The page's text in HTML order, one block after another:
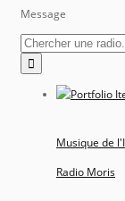
Message
Musique de
Radio Moris